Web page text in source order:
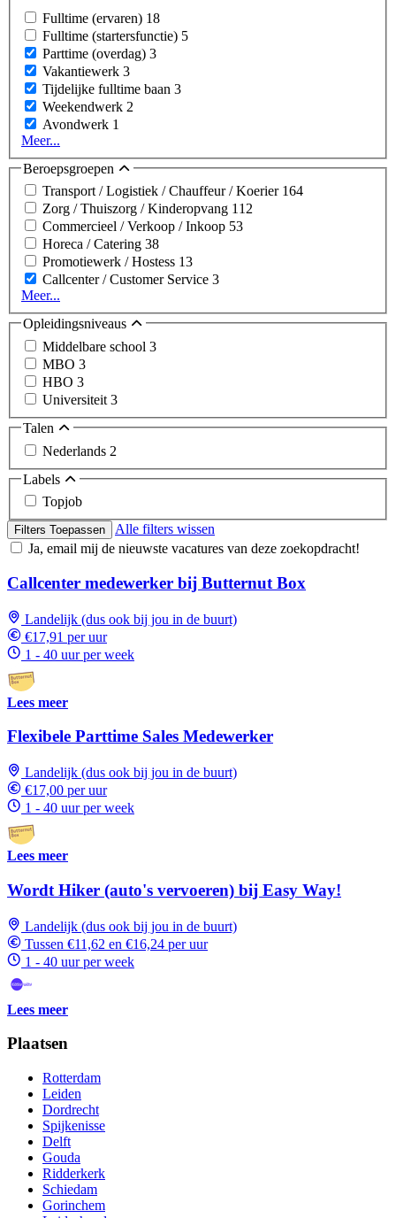
Fulltime (ervaren) 18
Fulltime (startersfunctie) 5
Parttime (overdag) 3
Vakantiewerk 3
Tijdelijke fulltime baan 3
Weekendwerk 2
Avondwerk 1
Meer...
Beroepsgroepen
Transport / Logistiek / Chauffeur / Koerier 164
Zorg / Thuiszorg / Kinderopvang 112
Commercieel / Verkoop / Inkoop 53
Horeca / Catering 38
Promotiewerk / Hostess 13
Callcenter / Customer Service 3
Meer...
Opleidingsniveaus
Middelbare school 3
MBO 3
HBO 3
Universiteit 3
Talen
Nederlands 2
Labels
Topjob
Filters Toepassen
Alle filters wissen
Ja, email mij de nieuwste vacatures van deze zoekopdracht!
Callcenter medewerker bij Butternut Box
Landelijk (dus ook bij jou in de buurt)
€17,91 per uur
1 - 40 uur per week
Lees meer
Flexibele Parttime Sales Medewerker
Landelijk (dus ook bij jou in de buurt)
€17,00 per uur
1 - 40 uur per week
Lees meer
Wordt Hiker (auto's vervoeren) bij Easy Way!
Landelijk (dus ook bij jou in de buurt)
Tussen €11,62 en €16,24 per uur
1 - 40 uur per week
Lees meer
Plaatsen
Rotterdam
Leiden
Dordrecht
Spijkenisse
Delft
Gouda
Ridderkerk
Schiedam
Gorinchem